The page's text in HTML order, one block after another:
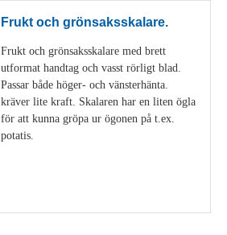
Frukt och grönsaksskalare.
Frukt och grönsaksskalare med brett
utformat handtag och vasst rörligt blad.
Passar både höger- och vänsterhänta.
kräver lite kraft. Skalaren har en liten ögla
för att kunna gröpa ur ögonen på t.ex.
potatis.